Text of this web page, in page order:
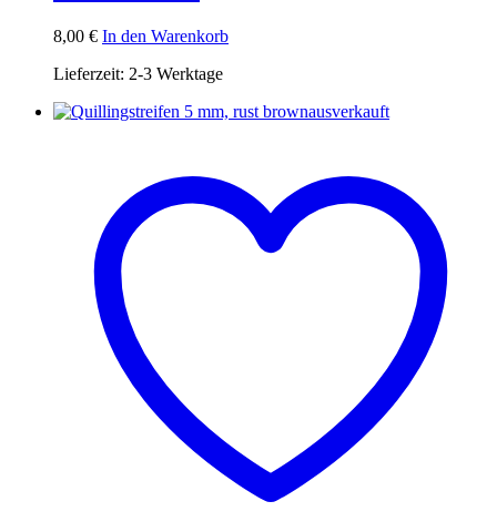
8,00 € In den Warenkorb
Lieferzeit: 2-3 Werktage
ausverkauft